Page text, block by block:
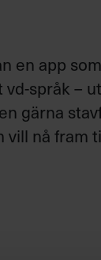
en app
språk –
gärna
vill nå fram